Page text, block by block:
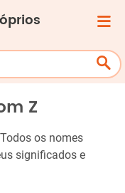
Z
os nomes
significados e